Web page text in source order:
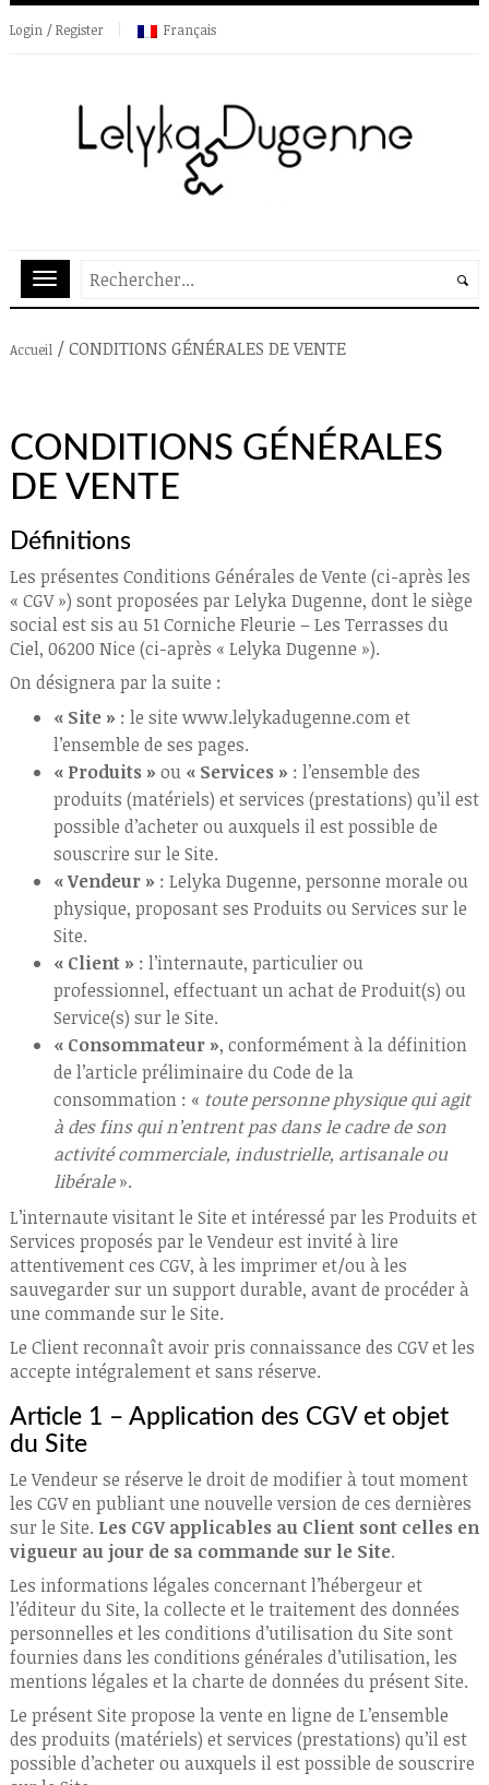
Login / Register Français
Accueil /CONDITIONS GÉNÉRALES DE VENTE
CONDITIONS GÉNÉRALES
DE VENTE
Définitions
Les présentes Conditions Générales de Vente (ci-après les
« CGV ») sont proposées par Lelyka Dugenne, dont le siège
social est sis au 51 Corniche Fleurie – Les Terrasses du
Ciel, 06200 Nice (ci-après « Lelyka Dugenne »).
On désignera par la suite :
« Site » : le site www.lelykadugenne.com et
l’ensemble de ses pages.
« Produits »ou « Services » : l’ensemble des
produits (matériels) et services (prestations) qu’il est
possible d’acheter ou auxquels il est possible de
souscrire sur le Site.
« Vendeur » : Lelyka Dugenne, personne morale ou
physique, proposant ses Produits ou Services sur le
Site.
« Client » : l’internaute, particulier ou
professionnel, effectuant un achat de Produit(s) ou
Service(s) sur le Site.
« Consommateur », conformément à la définition
de l’article préliminaire du Code de la
consommation : « toute personne physique qui agit
à des fins qui n’entrent pas dans le cadre de son
activité commerciale, industrielle, artisanale ou
libérale».
L’internaute visitant le Site et intéressé par les Produits et
Services proposés par le Vendeur est invité à lire
attentivement ces CGV, à les imprimer et/ou à les
sauvegarder sur un support durable, avant de procéder à
une commande sur le Site.
Le Client reconnaît avoir pris connaissance des CGV et les
accepte intégralement et sans réserve.
Article 1 – Application des CGV et objet
du Site
Le Vendeur se réserve le droit de modifier à tout moment
les CGV en publiant une nouvelle version de ces dernières
sur le Site. Les CGV applicables au Client sont celles en
vigueur au jour de sa commande sur le Site.
Les informations légales concernant l’hébergeur et
l’éditeur du Site, la collecte et le traitement des données
personnelles et les conditions d’utilisation du Site sont
fournies dans les conditions générales d’utilisation, les
mentions légales et la charte de données du présent Site.
Le présent Site propose la vente en ligne de L’ensemble
des produits (matériels) et services (prestations) qu’il est
possible d’acheter ou auxquels il est possible de souscrire